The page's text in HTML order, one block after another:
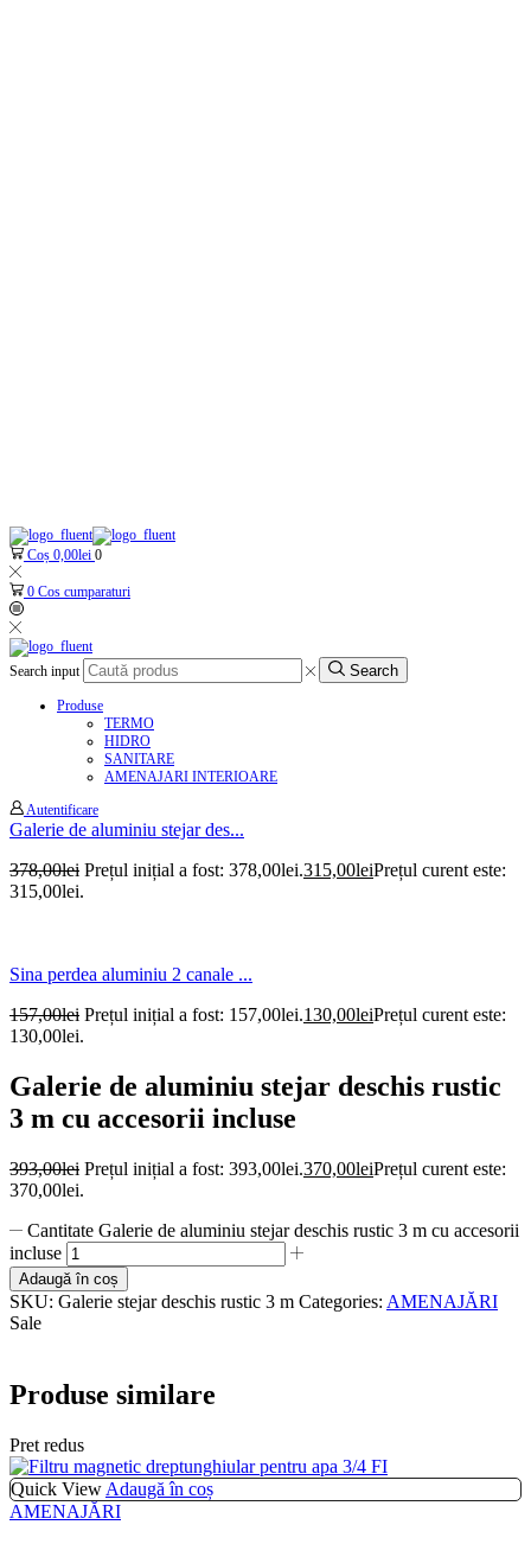
Coș 0,00lei 0
0 Cos cumparaturi
Search input Search
Produse
TERMO
HIDRO
SANITARE
AMENAJARI INTERIOARE
Autentificare
Galerie de aluminiu stejar des...
378,00lei Prețul inițial a fost: 378,00lei.315,00leiPrețul curent este:
315,00lei.
Sina perdea aluminiu 2 canale ...
157,00lei Prețul inițial a fost: 157,00lei.130,00leiPrețul curent este:
130,00lei.
Galerie de aluminiu stejar deschis rustic
3 m cu accesorii incluse
393,00lei Prețul inițial a fost: 393,00lei.370,00leiPrețul curent este:
370,00lei.
Cantitate Galerie de aluminiu stejar deschis rustic 3 m cu accesorii
incluse
Adaugă în coș
SKU: Galerie stejar deschis rustic 3 m Categories: AMENAJĂRI
Sale
Produse similare
Pret redus
Quick View Adaugă în coș
AMENAJĂRI